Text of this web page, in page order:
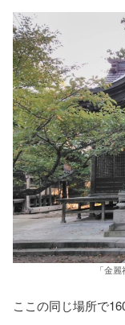
「金
ここの同じ場所で